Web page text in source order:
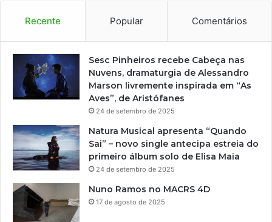
Recente Popular Comentários
Sesc Pinheiros recebe Cabeça nas
Nuvens, dramaturgia de Alessandro
Marson livremente inspirada em “As
Aves”, de Aristófanes
24 de setembro de 2025
Natura Musical apresenta “Quando
Sai” – novo single antecipa estreia do
primeiro álbum solo de Elisa Maia
24 de setembro de 2025
Nuno Ramos no MACRS 4D
17 de agosto de 2025